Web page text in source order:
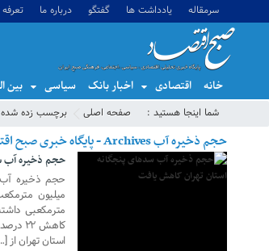
سرمقاله یادداشت ها گفتگو درباره ما
خانه اقتصادی اخبار بانک سیاسی بین
شما اینجا هستید : صفحه اصلی برچسب زده
حجم ذخیره آب Archives - پایگاه خبری صبح اقتصاد آنلاین،تحلیل اقتصادی،اخبار اقتصادی
18 آگوست 2018
حجم ذخیره آب
مترمکعبی
کاهش
استان تهران از